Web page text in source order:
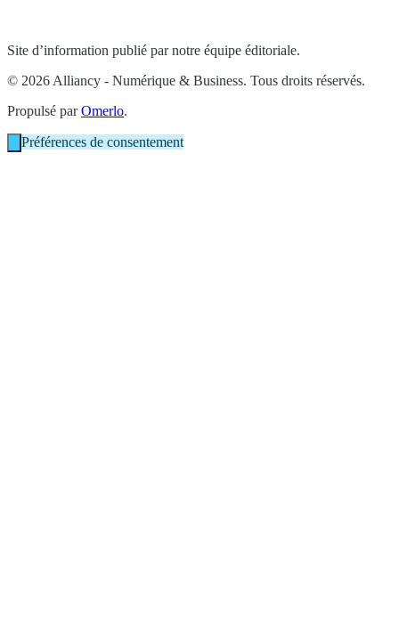
Site d’information publié par notre équipe éditoriale.
© 2026 Alliancy - Numérique & Business. Tous droits réservés.
Propulsé parOmerlo.
Préférences de consentement